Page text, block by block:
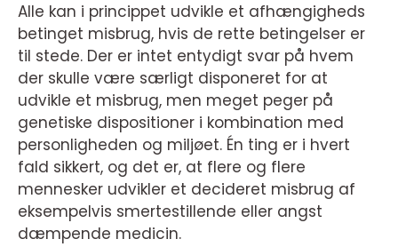
Alle kan i princippet udvikle et afhængigheds
betinget misbrug, hvis de rette betingelser er
til stede. Der er intet entydigt svar på hvem
der skulle være særligt disponeret for at
udvikle et misbrug, men meget peger på
genetiske dispositioner i kombination med
personligheden og miljøet. Én ting er i hvert
fald sikkert, og det er, at flere og flere
mennesker udvikler et decideret misbrug af
eksempelvis smertestillende eller angst
dæmpende medicin.